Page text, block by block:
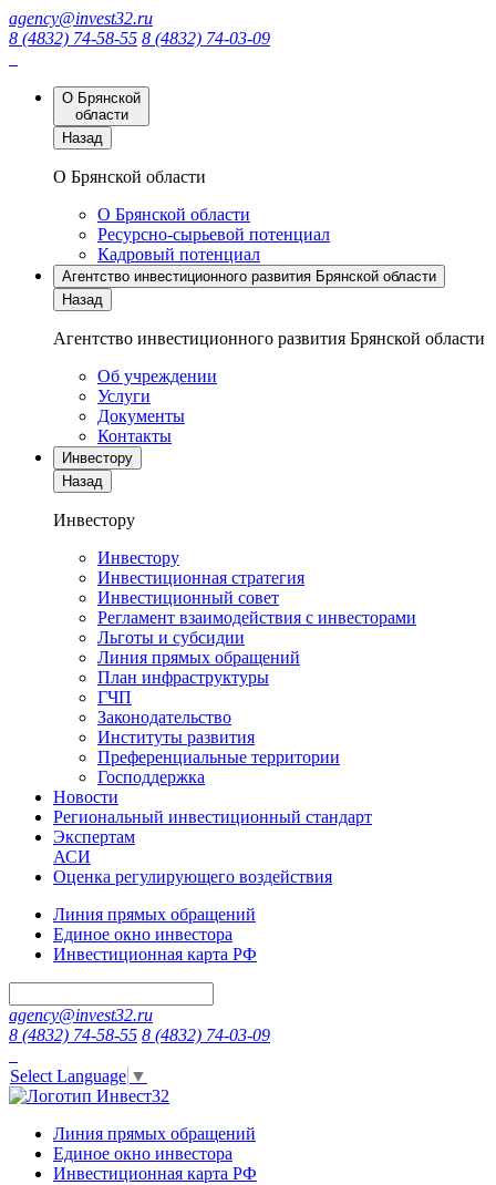
agency@invest32.ru
8 (4832) 74-58-55 8 (4832) 74-03-09
О Брянской
области
Назад
О Брянской области
О Брянской области
Ресурсно-сырьевой потенциал
Кадровый потенциал
Агентство инвестиционного развития Брянской области
Назад
Агентство инвестиционного развития Брянской области
Об учреждении
Услуги
Документы
Контакты
Инвестору
Назад
Инвестору
Инвестору
Инвестиционная стратегия
Инвестиционный совет
Регламент взаимодействия с инвесторами
Льготы и субсидии
Линия прямых обращений
План инфраструктуры
ГЧП
Законодательство
Институты развития
Преференциальные территории
Господдержка
Новости
Региональный инвестиционный стандарт
Экспертам
АСИ
Оценка регулирующего воздействия
Линия прямых обращений
Единое окно инвестора
Инвестиционная карта РФ
agency@invest32.ru
8 (4832) 74-58-55 8 (4832) 74-03-09
Select Language ▼
Линия прямых обращений
Единое окно инвестора
Инвестиционная карта РФ